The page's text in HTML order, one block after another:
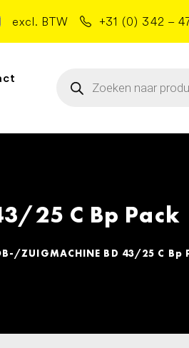
excl. BTW +31 (0) 342 –
zoeken
25 C Bp Pack
ZUIGMACHINE BD 43/25 C Bp